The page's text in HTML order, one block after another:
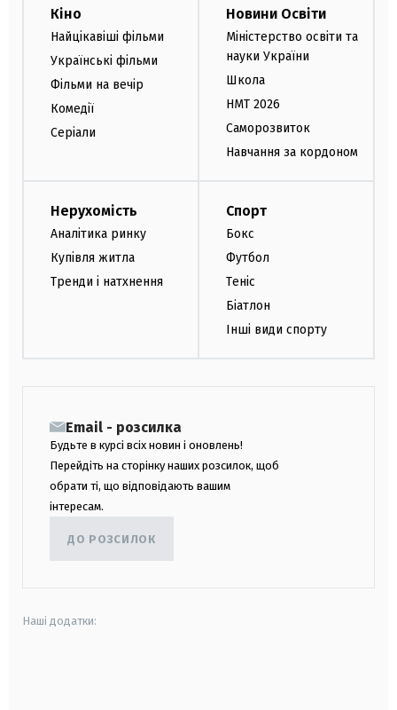
Кіно
Найцікавіші фільми
Українські фільми
Фільми на вечір
Комедії
Серіали
Новини Освіти
Міністерство освіти та
науки України
Школа
НМТ 2026
Саморозвиток
Навчання за кордоном
Нерухомість
Аналітика ринку
Купівля житла
Тренди і натхнення
Спорт
Бокс
Футбол
Теніс
Біатлон
Інші види спорту
Email - розсилка
Будьте в курсі всіх новин і оновлень!
Перейдіть на сторінку наших розсилок, щоб
обрати ті, що відповідають вашим
інтересам.
ДО РОЗСИЛОК
Наші додатки: